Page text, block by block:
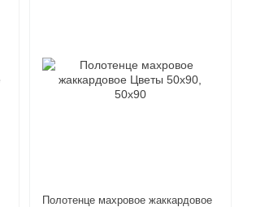
Полотенце махровое жаккардовое